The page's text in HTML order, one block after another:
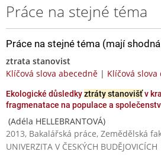
Práce na stejné téma
Práce na stejné téma (mají
ztrata stanovist
Klíčová slova abecedně | Klíčová
Ekologické důsledkyztráty stanovišťv
fragmenatace na populace a
(Adéla HELLEBRANTOVÁ)
2013, Bakalářská práce, Zemědělská
UNIVERZITA V ČESKÝCH BUDĚJOVICÍCH